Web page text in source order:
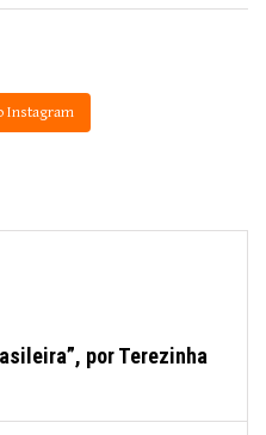
Instagram
por Terezinha